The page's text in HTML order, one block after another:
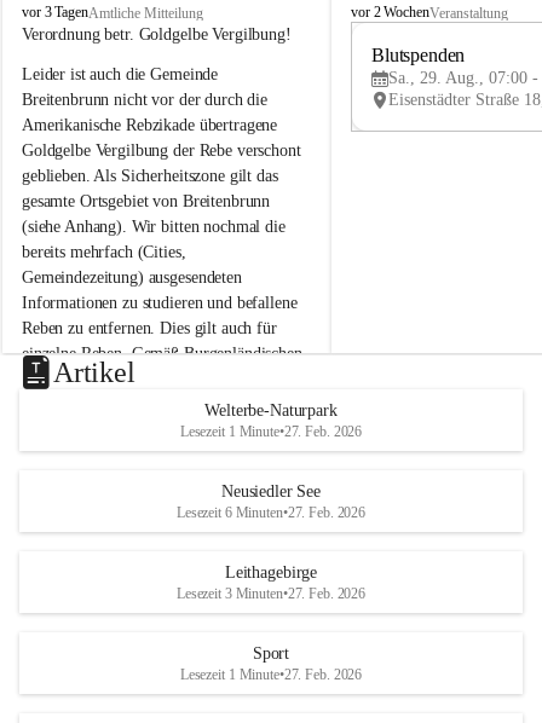
B
r
i
t
e
n
b
r
u
n
n
a
m
N
e
u
s
d
S
vor 3 TagenAmtliche Mitteilung
Verordnung betr. Goldgelbe Vergilbung!
Leider ist auch die Gemeinde
Breitenbrunn nicht vor der durch die
Amerikanische Rebzikade übertragene
Goldgelbe Vergilbung der Rebe verschont
geblieben. Als Sicherheitszone gilt das
gesamte Ortsgebiet von Breitenbrunn
(siehe Anhang). Wir bitten nochmal die
bereits mehrfach (Cities,
Gemeindezeitung) ausgesendeten
Informationen zu studieren und befallene
Reben zu entfernen. Dies gilt auch für
einzelne Reben. Gemäß Burgenländischen
Weinbaugesetz sind nicht gepflegte oder
unzulässige Weingärten zu roden! Bitte
helfen wir zusammen um unsere Winzer
vor den prognostizierten Ernteausfällen
und den daraus folgenden wirtschaftlichen
Maßnahmen zur Bekämpfung
Rebe und der Amerikanischen
B
e
u
e
d
r
S
vor 2 WochenVeranstaltung
Blutspenden
Sa., 29. Aug., 07:00 -
Artikel
Welterbe-Naturpark
Lesezeit 1 Minute•27. Feb. 2026
Neusiedler See
Lesezeit 6 Minuten•27. Feb. 2026
Leithagebirge
Lesezeit 3 Minuten•27. Feb. 2026
Sport
Lesezeit 1 Minute•27. Feb. 2026